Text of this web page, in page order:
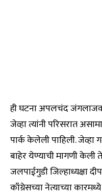
ही घटना अपलचंद
जेव्हा त्यांनी परिसरात
पार्क केलेली पाहिली. जेव्हा
बाहेर येण्याची मागणी केली
जलपाईगुडी जिल्हाध्यक्षा
काँग्रेसच्या नेत्याच्या